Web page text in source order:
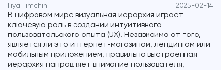
Iliya Timohin 2025-02-14
В цифровом мире визуальная иерархия играет
ключевую роль в создании интуитивного
пользовательского опыта (UX). Независимо от того,
является ли это интернет-магазином, лендингом или
мобильным приложением, правильно выстроенная
иерархия направляет внимание пользователя,